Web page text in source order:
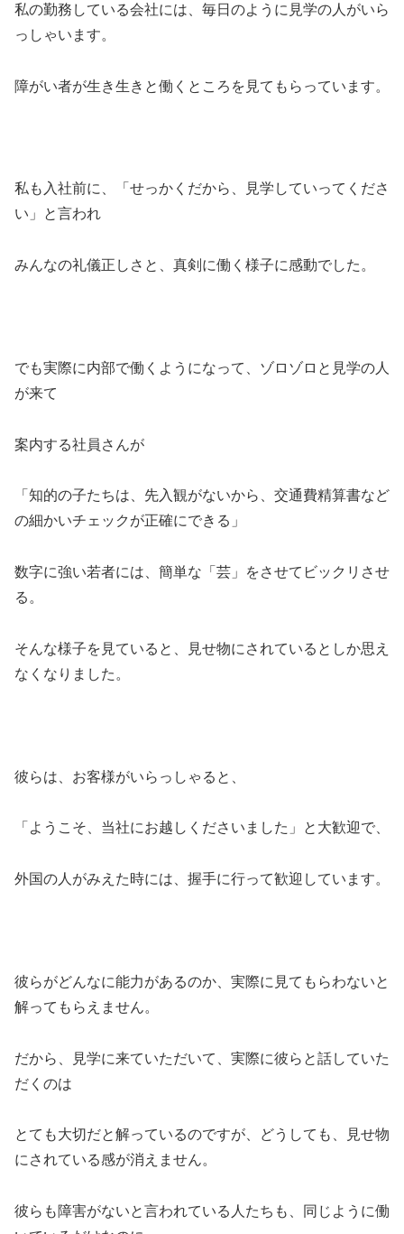
私の勤務している会社には、毎日のように見学の人がいら
っしゃいます。
障がい者が生き生きと働くところを見てもらっています。
私も入社前に、「せっかくだから、見学していってくださ
い」と言われ
みんなの礼儀正しさと、真剣に働く様子に感動でした。
でも実際に内部で働くようになって、ゾロゾロと見学の人
が来て
案内する社員さんが
「知的の子たちは、先入観がないから、交通費精算書など
の細かいチェックが正確にできる」
数字に強い若者には、簡単な「芸」をさせてビックリさせ
る。
そんな様子を見ていると、見せ物にされているとしか思え
なくなりました。
彼らは、お客様がいらっしゃると、
「ようこそ、当社にお越しくださいました」と大歓迎で、
外国の人がみえた時には、握手に行って歓迎しています。
彼らがどんなに能力があるのか、実際に見てもらわないと
解ってもらえません。
だから、見学に来ていただいて、実際に彼らと話していた
だくのは
とても大切だと解っているのですが、どうしても、見せ物
にされている感が消えません。
彼らも障害がないと言われている人たちも、同じように働